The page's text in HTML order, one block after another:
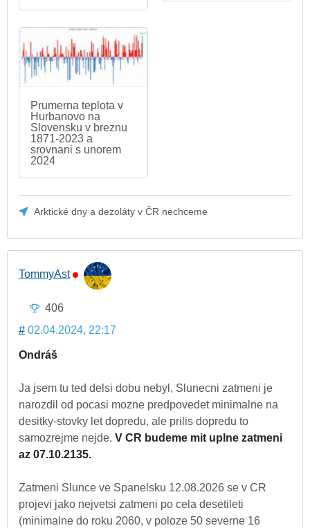
Prumerna teplota v
Hurbanovo na
Slovensku v breznu
1871-2023 a
srovnani s unorem
2024
Arktické dny a dezoláty v ČR nechceme
TommyAst
406
# 02.04.2024, 22:17
Ondráš
Ja jsem tu ted delsi dobu nebyl, Slunecni zatmeni je
narozdil od pocasi mozne predpovedet minimalne na
desitky-stovky let dopredu, ale prilis dopredu to
samozrejme nejde. V CR budeme mit uplne zatmeni
az 07.10.2135.
Zatmeni Slunce ve Spanelsku 12.08.2026 se v CR
projevi jako nejvetsi zatmeni po cela desetileti
(minimalne do roku 2060, v poloze 50 severne 16